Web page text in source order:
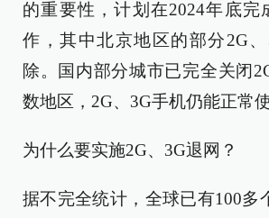
的重要性，计划在2024年底完
作，其中北京地区的部分2G
除。国内部分城市已完全关闭
数地区，2G、3G手机仍能正常使
为什么要实施2G、3G退网？
据不完全统计，全球已有100多